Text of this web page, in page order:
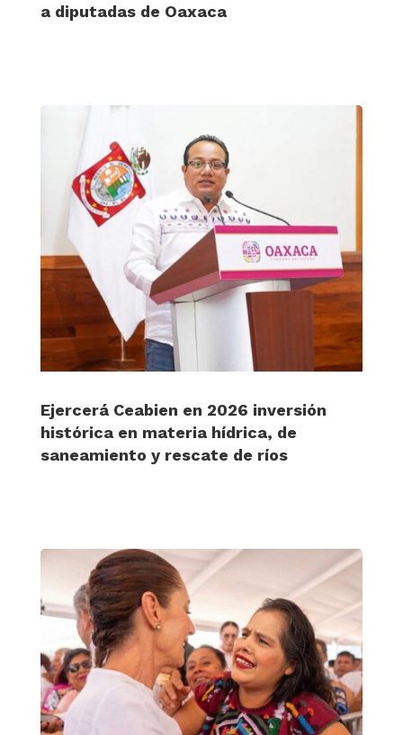
a diputadas de Oaxaca
Ejercerá Ceabien en 2026 inversión
histórica en materia hídrica, de
saneamiento y rescate de ríos